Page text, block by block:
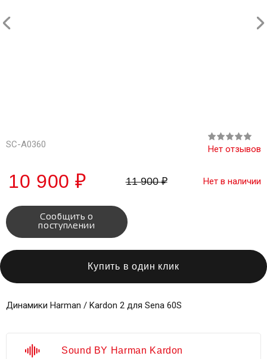
SC-A0360 0 из 5
Нет отзывов
10 900 ₽ 11 900 ₽ Нет в наличии
Сообщить о
поступлении
Купить в один клик
Динамики Harman / Kardon 2 для Sena 60S
Sound BY Harman Kardon